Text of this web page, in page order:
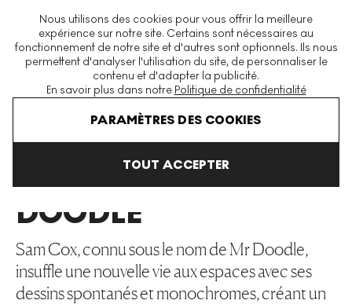
Nous utilisons des cookies pour vous offrir la meilleure
expérience sur notre site. Certains sont nécessaires au
fonctionnement de notre site et d'autres sont optionnels. Ils nous
permettent d'analyser l'utilisation du site, de personnaliser le
contenu et d'adapter la publicité.
En savoir plus dans notre Politique de confidentialité
PARAMÈTRES DES COOKIES
TOUT ACCEPTER
La plus grande plateforme mondiale d'estampes et éditions
modernes et contemporaines
Mr Doodle
MR
DOODLE
Sam Cox, connu sous le nom de Mr Doodle,
insuffle une nouvelle vie aux espaces avec ses
dessins spontanés et monochromes, créant un